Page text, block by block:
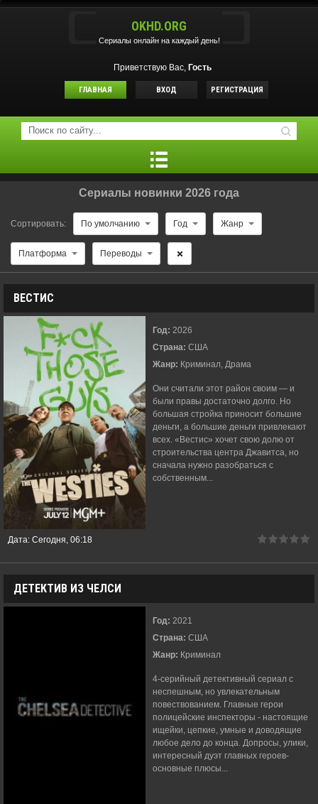
OKHD.ORG
Сериалы онлайн на каждый день!
Приветствую Вас, Гость
ГЛАВНАЯ ВХОД РЕГИСТРАЦИЯ
Cериалы новинки 2026 года
Сортировать: По умолчанию Год Жанр
Платформа Переводы
ВЕСТИС
Год: 2026
Страна: США
Жанр: Криминал, Драма
Они считали этот район своим — и
были правы достаточно долго. Но
большая стройка приносит большие
деньги, а большие деньги привлекают
всех. «Вестис» хочет свою долю от
строительства центра Джавитса, но
сначала нужно разобраться с
собственным...
Дата: Сегодня, 06:18
ДЕТЕКТИВ ИЗ ЧЕЛСИ
Год: 2021
Страна: США
Жанр: Криминал
4-серийный детективный сериал с
неспешным, но увлекательным
повествованием. Главные герои
полицейские инспекторы - настоящие
ищейки, цепкие, умные и доводящие
любое дело до конца. Допросы, улики,
интересный дуэт главных героев-
основные плюсы...